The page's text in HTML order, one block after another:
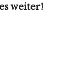
weiter!